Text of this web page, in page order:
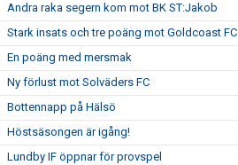
Andra raka segern kom mot BK ST:Jakob
Stark insats och tre poäng mot Goldcoast FC
En poäng med mersmak
Ny förlust mot Solväders FC
Bottennapp på Hälsö
Höstsäsongen är igång!
Lundby IF öppnar för provspel